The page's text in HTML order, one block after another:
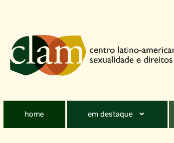
home em destaque